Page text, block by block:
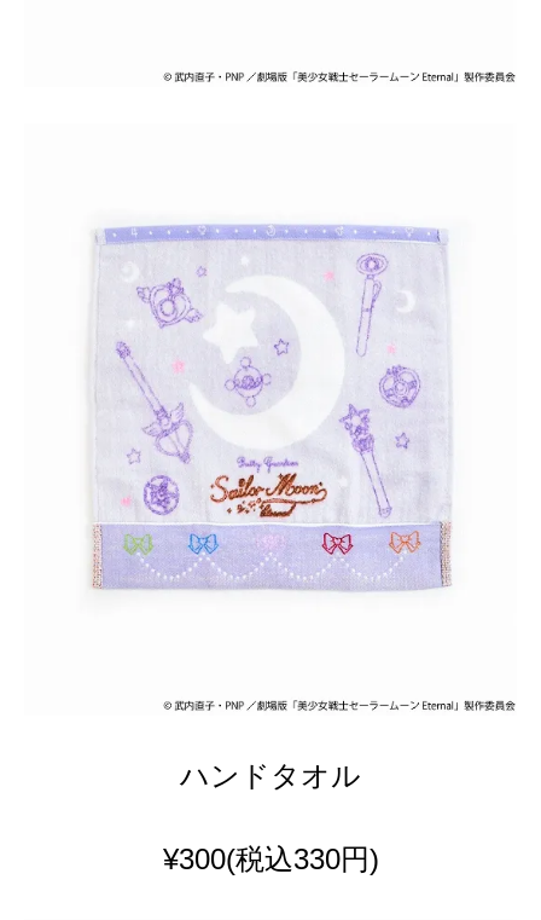
ハンドタオル
¥300(税込330円)